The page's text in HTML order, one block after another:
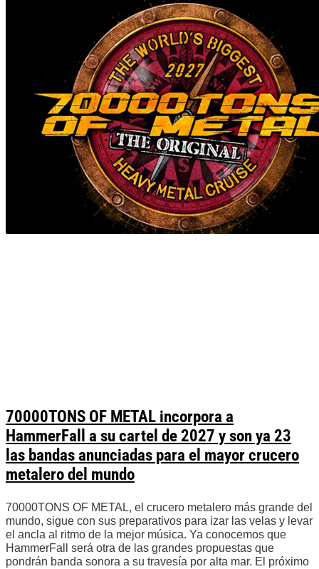
70000TONS OF METAL incorpora a
HammerFall a su cartel de 2027 y son ya 23
las bandas anunciadas para el mayor crucero
metalero del mundo
70000TONS OF METAL, el crucero metalero más grande del
mundo, sigue con sus preparativos para izar las velas y levar
el ancla al ritmo de la mejor música. Ya conocemos que
HammerFall será otra de las grandes propuestas que
pondrán banda sonora a su travesía por alta mar. El próximo